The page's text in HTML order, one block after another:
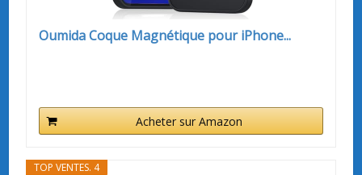
Oumida Coque Magnétique pour iPhone...
Acheter sur Amazon
TOP VENTES. 4